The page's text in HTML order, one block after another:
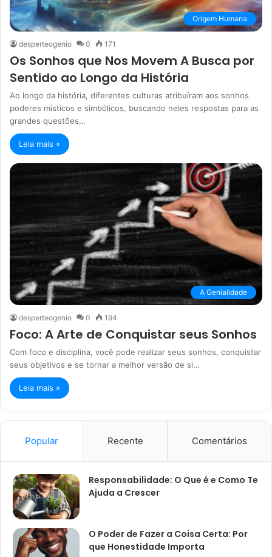
Origem Humana
desperteogenio 0 171
Os Sonhos que Nos Movem A Busca por
Sentido ao Longo da História
Ao longo da história, diferentes culturas atribuíram aos sonhos
poderes místicos e simbólicos, buscando neles respostas para as
grandes questões…
Leia mais »
A Genialidade
desperteogenio 0 194
Foco: A Arte de Conquistar seus Sonhos
Com foco e disciplina, você pode realizar seus sonhos, conquistar
seus objetivos e se tornar a melhor versão de si…
Leia mais »
Popular Recente Comentários
Responsabilidade: O Que é e Como Te
Ajuda a Crescer
O Poder de Fazer a Coisa Certa: Por
que Honestidade Importa